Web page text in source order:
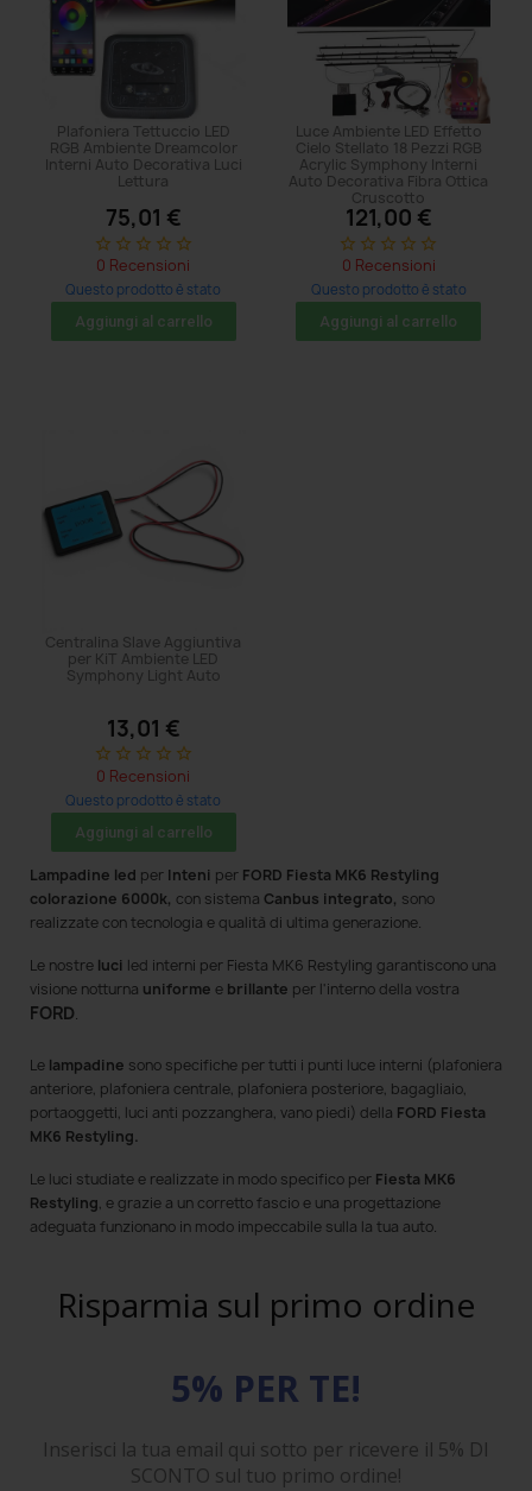
Plafoniera Tettuccio LED
RGB Ambiente Dreamcolor
Interni Auto Decorativa Luci
Lettura
75,01 €
star_border star_border star_border star_border star_border
0 Recensioni
Questo prodotto è stato
acquistato: 5 volte
Aggiungi al carrello
Luce Ambiente LED Effetto
Cielo Stellato 18 Pezzi RGB
Acrylic Symphony Interni
Auto Decorativa Fibra Ottica
Cruscotto
121,00 €
star_border star_border star_border star_border star_border
0 Recensioni
Questo prodotto è stato
acquistato: 5 volte
Aggiungi al carrello
Centralina Slave Aggiuntiva
per KiT Ambiente LED
Symphony Light Auto
13,01 €
star_border star_border star_border star_border star_border
0 Recensioni
Questo prodotto è stato
acquistato: 5 volte
Aggiungi al carrello
Lampadine led per Inteni per FORD Fiesta MK6 Restyling
colorazione 6000k, con sistema Canbus integrato, sono
realizzate con tecnologia e qualità di ultima generazione.
Le nostre luci led interni per Fiesta MK6 Restyling garantiscono una
visione notturna uniforme e brillante per l'interno della vostra
FORD.
Le lampadine sono specifiche per tutti i punti luce interni (plafoniera
anteriore, plafoniera centrale, plafoniera posteriore, bagagliaio,
portaoggetti, luci anti pozzanghera, vano piedi) della FORD Fiesta
MK6 Restyling.
Le luci studiate e realizzate in modo specifico per Fiesta MK6
Restyling, e grazie a un corretto fascio e una progettazione
adeguata funzionano in modo impeccabile sulla la tua auto.
Risparmia sul primo ordine
5% PER TE!
Inserisci la tua email qui sotto per ricevere il 5% DI
SCONTO sul tuo primo ordine!